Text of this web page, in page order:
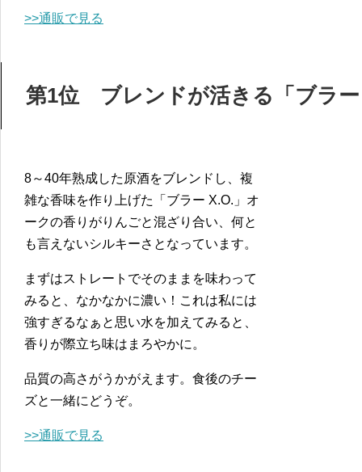
>>通販で見る
第1位 ブレンドが活きる「ブラー
8～40年熟成した原酒をブレンドし、複
雑な香味を作り上げた「ブラー X.O.」オ
ークの香りがりんごと混ざり合い、何と
も言えないシルキーさとなっています。
まずはストレートでそのままを味わって
みると、なかなかに濃い！これは私には
強すぎるなぁと思い水を加えてみると、
香りが際立ち味はまろやかに。
品質の高さがうかがえます。食後のチー
ズと一緒にどうぞ。
>>通販で見る